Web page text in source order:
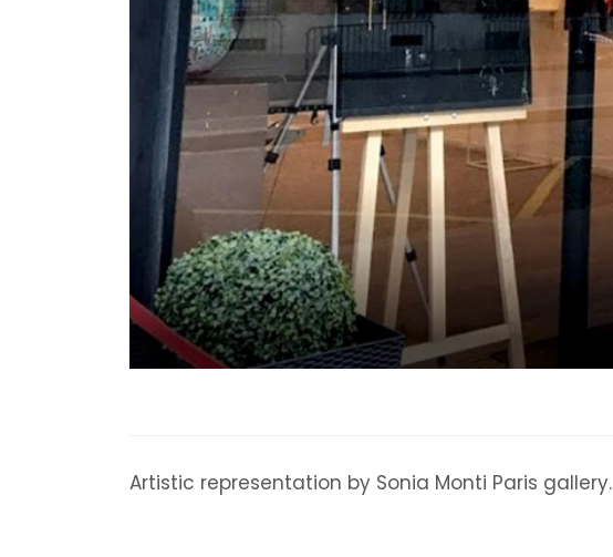
Artistic representation by Sonia Monti Paris gallery.